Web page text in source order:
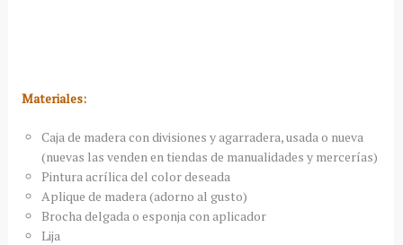
Materiales:
Caja de madera con divisiones y agarradera, usada o nueva
(nuevas las venden en tiendas de manualidades y mercerías)
Pintura acrílica del color deseada
Aplique de madera (adorno al gusto)
Brocha delgada o esponja con aplicador
Lija